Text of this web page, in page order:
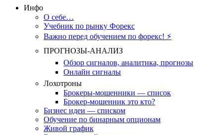
Инфо
О себе…
Учебник по рынку Форекс
Важно перед обучением по форекс! ⚡
ПРОГНОЗЫ-АНАЛИЗ
Обзор сигналов, аналитика, прогнозы
Онлайн сигналы
Лохотроны
Брокеры-мошенники — список
Брокер-мошенник это кто?
Бизнес идеи — списком
Обучение по бинарным опционам
Живой график